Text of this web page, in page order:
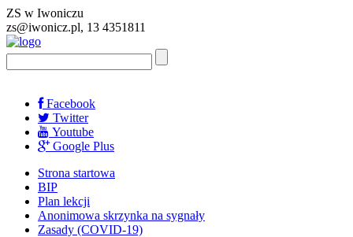
ZS w Iwoniczu
zs@iwonicz.pl, 13 4351811
Facebook
Twitter
Youtube
Google Plus
Strona startowa
BIP
Plan lekcji
Anonimowa skrzynka na sygnały
Zasady (COVID-19)